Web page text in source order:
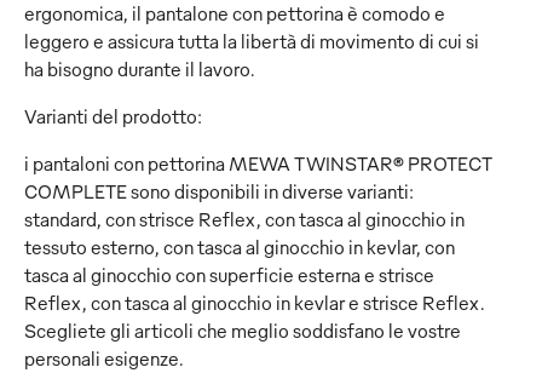
ergonomica, il pantalone con pettorina è comodo e
leggero e assicura tutta la libertà di movimento di cui si
ha bisogno durante il lavoro.
Varianti del prodotto:
i pantaloni con pettorina MEWA TWINSTAR® PROTECT
COMPLETE sono disponibili in diverse varianti:
standard, con strisce Reflex, con tasca al ginocchio in
tessuto esterno, con tasca al ginocchio in kevlar, con
tasca al ginocchio con superficie esterna e strisce
Reflex, con tasca al ginocchio in kevlar e strisce Reflex.
Scegliete gli articoli che meglio soddisfano le vostre
personali esigenze.